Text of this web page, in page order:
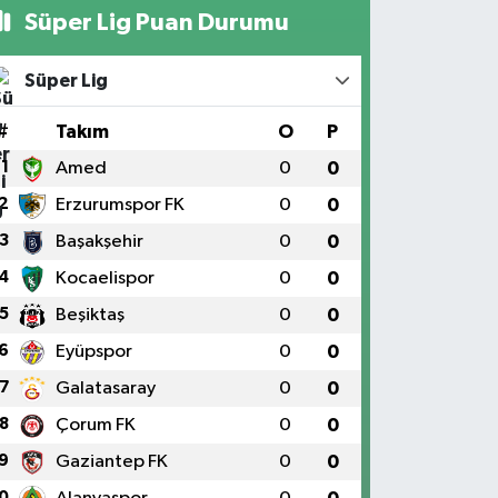
Süper Lig Puan Durumu
Süper Lig
Takım O P
1 Amed 0 0
Erzurumspor FK 0 0
3 Başakşehir 0 0
Kocaelispor 0 0
5 Beşiktaş 0 0
Eyüpspor 0 0
7 Galatasaray 0 0
8 Çorum FK 0 0
Gaziantep FK 0 0